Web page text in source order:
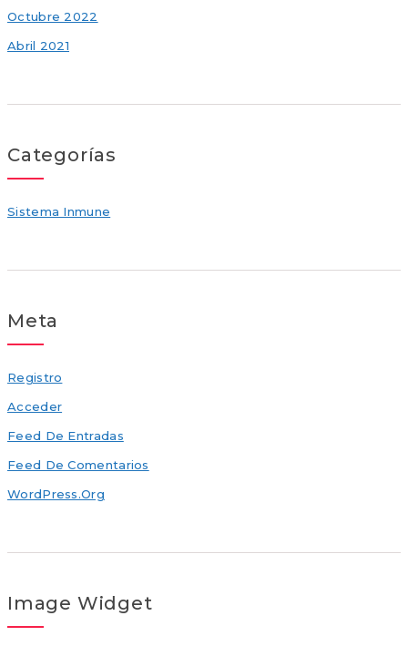
Octubre 2022
Abril 2021
Categorías
Sistema Inmune
Meta
Registro
Acceder
Feed De Entradas
Feed De Comentarios
WordPress.org
Image Widget